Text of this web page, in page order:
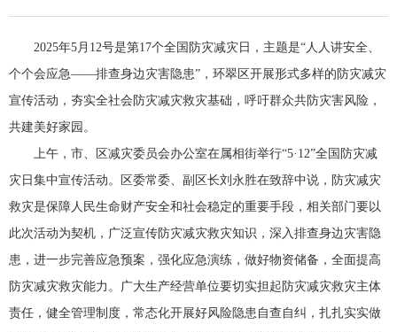
2025年5月12号是第17个全国防灾减灾日，主题是“人人讲安全、
个个会应急——排查身边灾害隐患”，环翠区开展形式多样的防灾减灾
宣传活动，夯实全社会防灾减灾救灾基础，呼吁群众共防灾害风险，
共建美好家园。
上午，市、区减灾委员会办公室在属相街举行“5·12”全国防灾减
灾日集中宣传活动。区委常委、副区长刘永胜在致辞中说，防灾减灾
救灾是保障人民生命财产安全和社会稳定的重要手段，相关部门要以
此次活动为契机，广泛宣传防灾减灾救灾知识，深入排查身边灾害隐
患，进一步完善应急预案，强化应急演练，做好物资储备，全面提高
防灾减灾救灾能力。广大生产经营单位要切实担起防灾减灾救灾主体
责任，健全管理制度，常态化开展好风险隐患自查自纠，扎扎实实做